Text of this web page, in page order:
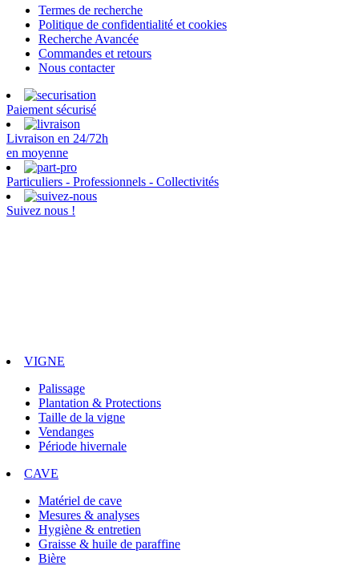
Termes de recherche
Politique de confidentialité et cookies
Recherche Avancée
Commandes et retours
Nous contacter
Paiement sécurisé
Livraison en 24/72h
en moyenne
Particuliers - Professionnels - Collectivités
Suivez nous !
VIGNE
Palissage
Plantation & Protections
Taille de la vigne
Vendanges
Période hivernale
CAVE
Matériel de cave
Mesures & analyses
Hygiène & entretien
Graisse & huile de paraffine
Bière